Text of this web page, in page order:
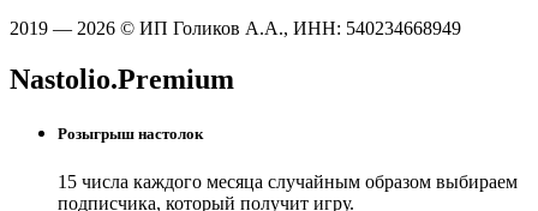
2019 — 2026 © ИП Голиков А.А., ИНН: 540234668949
Nastolio.Premium
Розыгрыш настолок
15 числа каждого месяца случайным образом выбираем
подписчика, который получит игру.